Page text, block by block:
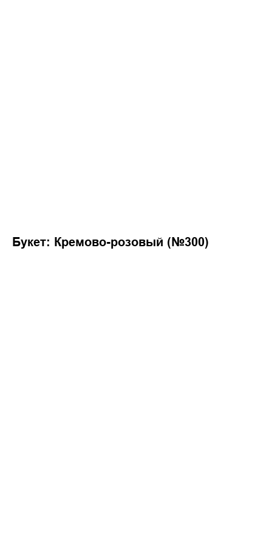
Букет: Кремово-розовый (№300)